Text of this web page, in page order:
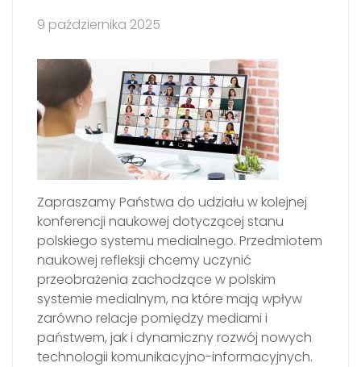
9 października 2025
Zapraszamy Państwa do udziału w kolejnej
konferencji naukowej dotyczącej stanu
polskiego systemu medialnego. Przedmiotem
naukowej refleksji chcemy uczynić
przeobrażenia zachodzące w polskim
systemie medialnym, na które mają wpływ
zarówno relacje pomiędzy mediami i
państwem, jak i dynamiczny rozwój nowych
technologii komunikacyjno-informacyjnych.